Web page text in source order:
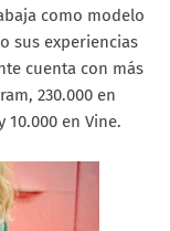
como modelo
sus experiencias
cuenta con más
230.000 en
10.000 en Vine.